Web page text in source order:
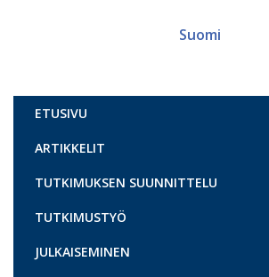
Suomi
Vastuullinen tiede
ETUSIVU
ARTIKKELIT
TUTKIMUKSEN SUUNNITTELU
TUTKIMUSTYÖ
JULKAISEMINEN